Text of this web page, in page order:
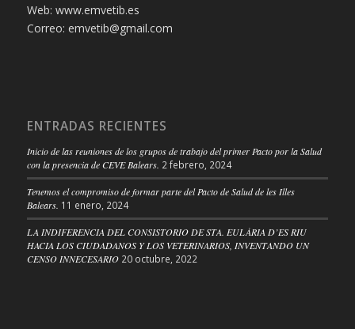
Web: www.emvetib.es
Correo: emvetib@gmail.com
ENTRADAS RECIENTES
Inicio de las reuniones de los grupos de trabajo del primer Pacto por la Salud
con la presencia de CEVE Balears. 2 febrero, 2024
Tenemos el compromiso de formar parte del Pacto de Salud de les Illes
Balears. 11 enero, 2024
LA INDIFERENCIA DEL CONSISTORIO DE STA. EULÀRIA D’ES RIU
HACIA LOS CIUDADANOS Y LOS VETERINARIOS, INVENTANDO UN
CENSO INNECESARIO 20 octubre, 2022